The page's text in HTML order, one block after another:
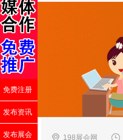
198展会网
免费注册
发布资讯
发布展会